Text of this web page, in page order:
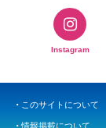
Instagram
このサイトについて
情報掲載について